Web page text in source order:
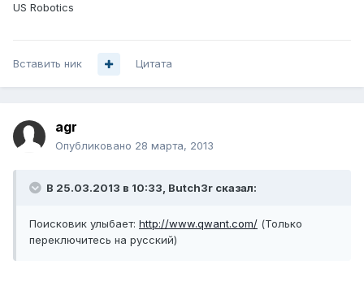
US Robotics
Вставить ник Цитата
agr
Опубликовано 28 марта, 2013
В 25.03.2013 в 10:33, Butch3r сказал:
Поисковик улыбает: http://www.qwant.com/ (Только
переключитесь на русский)